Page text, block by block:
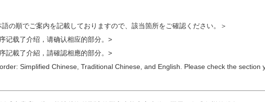
プロミスダイヤモンド&バースストー
ン
ブライダルアイテム
の順でご案内を記載しておりますので、該当箇所をご確認ください。＞
记载了介绍，请确认相应的部分。>
記載了介紹，請確認相應的部分。>
Simplified Chinese, Traditional Chinese, and English. Please check the section